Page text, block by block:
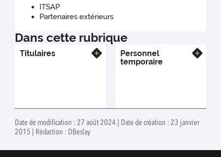
ITSAP
Partenaires extérieurs
Dans cette rubrique
Titulaires
Personnel
temporaire
Date de modification : 27 août 2024 | Date de création : 23 janvier
2015 | Rédaction : DBeslay